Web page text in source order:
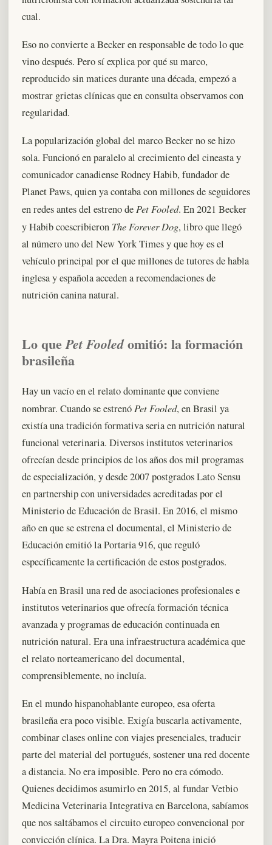
cual.
Eso no convierte a Becker en responsable de todo lo que
vino después. Pero sí explica por qué su marco,
reproducido sin matices durante una década, empezó a
mostrar grietas clínicas que en consulta observamos con
regularidad.
La popularización global del marco Becker no se hizo
sola. Funcionó en paralelo al crecimiento del cineasta y
comunicador canadiense Rodney Habib, fundador de
Planet Paws, quien ya contaba con millones de seguidores
en redes antes del estreno de Pet Fooled. En 2021 Becker
y Habib coescribieron The Forever Dog, libro que llegó
al número uno del New York Times y que hoy es el
vehículo principal por el que millones de tutores de habla
inglesa y española acceden a recomendaciones de
nutrición canina natural.
Lo quePet Fooledomitió: la formación
brasileña
Hay un vacío en el relato dominante que conviene
nombrar. Cuando se estrenóPet Fooled, en Brasil ya
existía una tradición formativa seria en nutrición natural
funcional veterinaria. Diversos institutos veterinarios
ofrecían desde principios de los años dos mil programas
de especialización, y desde 2007 postgrados Lato Sensu
en partnership con universidades acreditadas por el
Ministerio de Educación de Brasil. En 2016, el mismo
año en que se estrena el documental, el Ministerio de
Educación emitió la Portaria 916, que reguló
específicamente la certificación de estos postgrados.
Había en Brasil una red de asociaciones profesionales e
institutos veterinarios que ofrecía formación técnica
avanzada y programas de educación continuada en
nutrición natural. Era una infraestructura académica que
el relato norteamericano del documental,
comprensiblemente, no incluía.
En el mundo hispanohablante europeo, esa oferta
brasileña era poco visible. Exigía buscarla activamente,
combinar clases online con viajes presenciales, traducir
parte del material del portugués, sostener una red docente
a distancia. No era imposible. Pero no era cómodo.
Quienes decidimos asumirlo en 2015, al fundar Vetbio
Medicina Veterinaria Integrativa en Barcelona, sabíamos
que nos saltábamos el circuito europeo convencional por
convicción clínica. La Dra. Mayra Poitena inició